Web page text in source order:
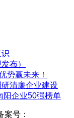
布）
势赢未来！
清廉企业建设
阳企业50强榜单
案号：